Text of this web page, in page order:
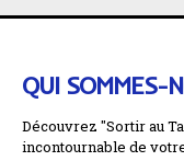
QUI SOMMES-
Découvrez "Sortir au
incontournable de